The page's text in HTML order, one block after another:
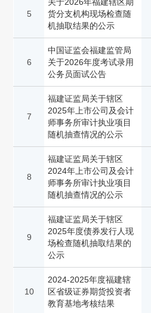
5
货分支机构现场检查随
机抽取结果的公示
6
中国证监会福建监管局
关于2026年度考试录用
公务员面试公告
7
福建证监局关于辖区
2025年上市公司及会计
师事务所审计执业项目
随机抽查情况的公示
8
福建证监局关于辖区
2024年上市公司及会计
师事务所审计执业项目
随机抽查情况的公示
9
福建证监局关于辖区
2025年度债券发行人现
场检查随机抽取结果的
公示
10
2024-2025年度福建辖
区省级证券期货投资者
教育基地考核结果